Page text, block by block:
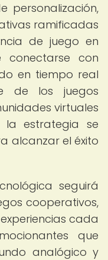
personalización,
ramificadas
de juego en
conectarse con
en tiempo real
de los juegos
virtuales
estrategia se
alcanzar el éxito
seguirá
cooperativos,
cada
que
analógico y